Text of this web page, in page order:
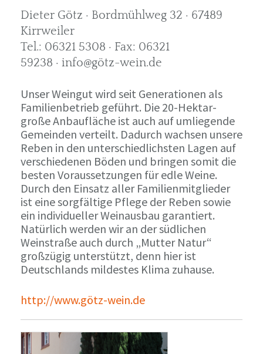
Dieter Götz · Bordmühlweg 32 · 67489
Kirrweiler
Tel.: 06321 5308 · Fax: 06321
59238 · info@götz-wein.de
Unser Weingut wird seit Generationen als
Familienbetrieb geführt. Die 20-Hektar-
große Anbaufläche ist auch auf umliegende
Gemeinden verteilt. Dadurch wachsen unsere
Reben in den unterschiedlichsten Lagen auf
verschiedenen Böden und bringen somit die
besten Voraussetzungen für edle Weine.
Durch den Einsatz aller Familienmitglieder
ist eine sorgfältige Pflege der Reben sowie
ein individueller Weinausbau garantiert.
Natürlich werden wir an der südlichen
Weinstraße auch durch „Mutter Natur“
großzügig unterstützt, denn hier ist
Deutschlands mildestes Klima zuhause.
http://www.götz-wein.de